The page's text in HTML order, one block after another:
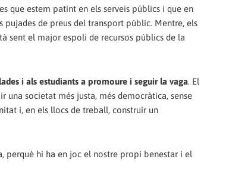
que estem patint en els serveis públics i que en
pujades de preus del transport públic. Mentre, els
sent el major espoli de recursos públics de la
i als estudiants a promoure i seguir la vaga. El
una societat més justa, més democràtica, sense
i, en els llocs de treball, construir un
perquè hi ha en joc el nostre propi benestar i el